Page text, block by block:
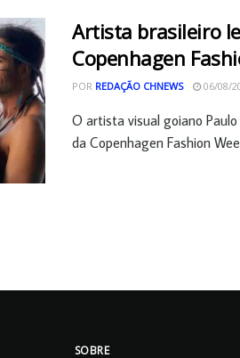
Artista brasileiro
Copenhagen
POR REDAÇÃO CHNEWS 06/08/
O artista visual goiano
da Copenhagen Fashion
SOBRE